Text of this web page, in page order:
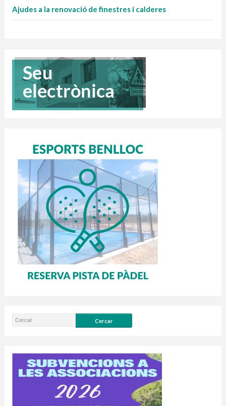
Ajudes a la renovació de finestres i calderes